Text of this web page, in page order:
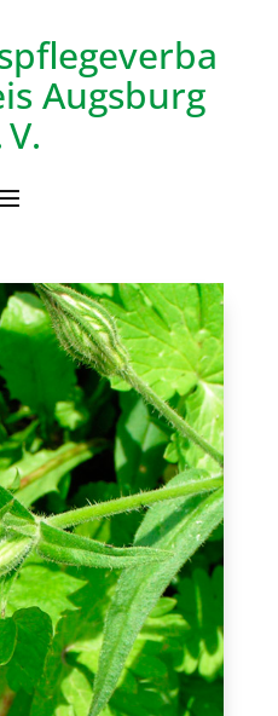
Augsburg